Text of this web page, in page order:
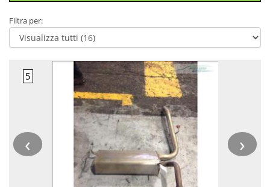
Filtra per:
‹ ›